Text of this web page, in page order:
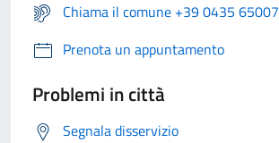
Chiama il comune +39 0435
Prenota un appuntamento
Problemi in città
Segnala disservizio